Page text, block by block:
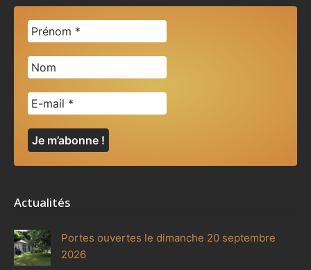
Actualités
Portes ouvertes le dimanche 20 septembre
2026